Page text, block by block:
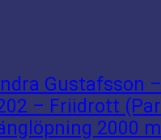
Gustafsson –
– Friidrott
2000